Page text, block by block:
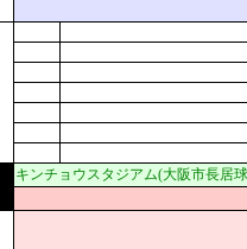
キンチョウスタジアム(大阪市長居